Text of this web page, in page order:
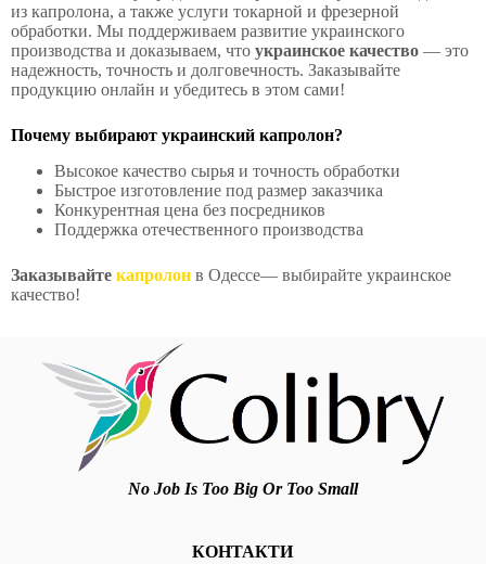
из капролона, а также услуги токарной и фрезерной
обработки. Мы поддерживаем развитие украинского
производства и доказываем, что украинское качество — это
надежность, точность и долговечность. Заказывайте
продукцию онлайн и убедитесь в этом сами!
Почему выбирают украинский капролон?
Высокое качество сырья и точность обработки
Быстрое изготовление под размер заказчика
Конкурентная цена без посредников
Поддержка отечественного производства
Заказывайте капролон в Одессе— выбирайте украинское
качество!
No Job Is Too Big Or Too Small
КОНТАКТИ